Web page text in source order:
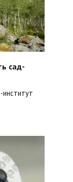
сад-
институт